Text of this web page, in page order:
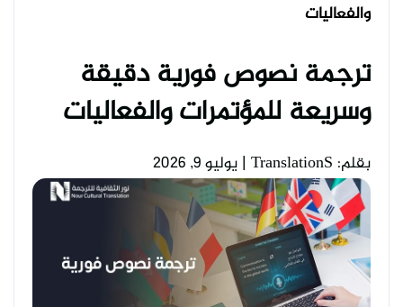
والفعاليات
ترجمة نصوص فورية دقيقة
وسريعة للمؤتمرات والفعاليات
بقلم: TranslationS | يوليو 9, 2026